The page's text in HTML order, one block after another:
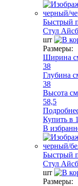
Быстрый
Стул
шт
Размеры:
Ширина
38
Глубина
38
Высота
58,5
Купить в
В
Быстрый
Стул
шт
Размеры: